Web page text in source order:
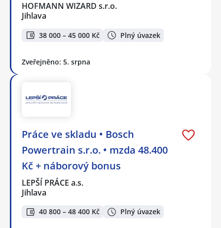
HOFMANN WIZARD s.r.o.
Jihlava
38 000 – 45 000 Kč Plný úvazek
Zveřejněno: 5. srpna
Práce ve skladu • Bosch
Powertrain s.r.o. • mzda 48.400
Kč + náborový bonus
LEPŠÍ PRÁCE a.s.
Jihlava
40 800 – 48 400 Kč Plný úvazek